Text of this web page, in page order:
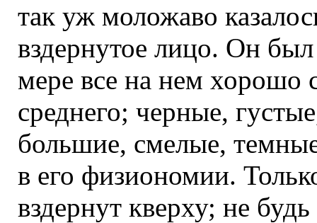
так уж моложаво
вздернутое лицо. Он
мере все на нем хорошо
среднего; черные,
большие, смелые,
в его физиономии.
вздернут кверху; не